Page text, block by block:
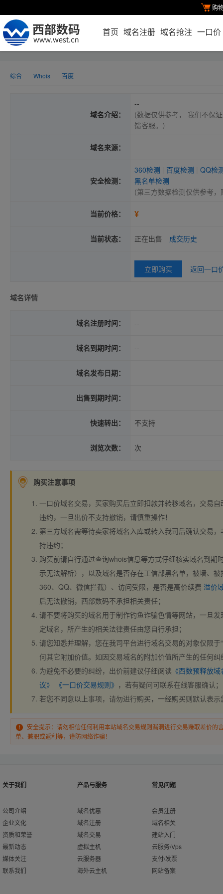
购
首页 域名注册 域名抢注 一口价
综合 Whois 百度
域名介绍：
--
(数据仅供参考， 我们不保
馈客服。）
域名来源：
安全检测：
360检测 百度检测
QQ检
黑名单检测
(第三方数据检测仅供参考
当前价格： ¥
当前状态： 正在出售 成交历史
立即购买 返回一口
域名详情
域名注册时间： --
域名到期时间： --
域名发布日期：
出售到期时间：
快速转出： 不支持
浏览次数： 次
购买注意事项
一口价域名交易，买家购买后立即扣款并转移域名，交易
违约，一旦出价不支持撤销，请慎重操作！
第三方域名需等待卖家将域名入库或转入我司后确认交易
持违约；
购买前请自行通过查询whois信息等方式仔细核实域名到期
示无法解析），以及域名是否存在工信部黑名单，被墙、
360、QQ、微信拦截）、访问受限，是否是高价续费 溢价
后无法撤销，西部数码不承担相关责任；
请不要将购买的域名用于制作钓鱼诈骗色情等网站，一旦
定域名，所产生的相关法律责任由您自行承担；
请您知悉并理解，您在我司平台进行域名交易的对象仅限于
何其它附加价值。如因交易域名的附加价值所产生的任何
为避免不必要的纠纷，出价前建议仔细阅读 《西数预释放
议》
《一口价交易规则》 ，若有疑问可联系在线客服确认；
若您不同意以上事项，请勿进行购买，一经购买则默认表
安全提示：请勿相信任何利用本站域名交易规则漏洞进行交易赚取差价的
单、兼职或返利等，谨防网络诈骗！
关于我们
公司介绍
企业文化
资质和荣誉
最新动态
媒体关注
联系我们
产品与服务
域名优惠
域名注册
域名交易
虚拟主机
云服务器
海外云主机
常见问题
会员注册
域名相关
建站入门
云服务/Vps
支付/发票
网站备案